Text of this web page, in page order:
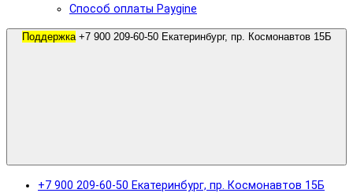
Способ оплаты Paygine
Поддержка
+7 900 209-60-50 Екатеринбург, пр. Космонавтов 15Б